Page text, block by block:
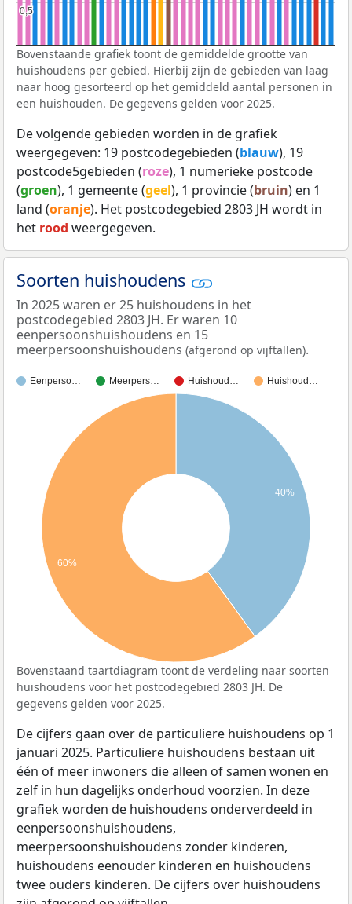
0,5
0,5
Bovenstaande grafiek toont de gemiddelde grootte van
huishoudens per gebied. Hierbij zijn de gebieden van laag
naar hoog gesorteerd op het gemiddeld aantal personen in
een huishouden. De gegevens gelden voor 2025.
De volgende gebieden worden in de grafiek
weergegeven: 19 postcodegebieden (blauw), 19
postcode5gebieden (roze), 1 numerieke postcode
(groen), 1 gemeente (geel), 1 provincie (bruin) en 1
land (oranje). Het postcodegebied 2803 JH wordt in
het rood weergegeven.
Soorten huishoudens
In 2025 waren er 25 huishoudens in het
postcodegebied 2803 JH. Er waren 10
eenpersoonshuishoudens en 15
meerpersoonshuishoudens (afgerond op vijftallen).
Eenperso… Meerpers… Huishoud… Huishoud…
40%
60%
Bovenstaand taartdiagram toont de verdeling naar soorten
huishoudens voor het postcodegebied 2803 JH. De
gegevens gelden voor 2025.
De cijfers gaan over de particuliere huishoudens op 1
januari 2025. Particuliere huishoudens bestaan uit
één of meer inwoners die alleen of samen wonen en
zelf in hun dagelijks onderhoud voorzien. In deze
grafiek worden de huishoudens onderverdeeld in
eenpersoonshuishoudens,
meerpersoonshuishoudens zonder kinderen,
huishoudens eenouder kinderen en huishoudens
twee ouders kinderen. De cijfers over huishoudens